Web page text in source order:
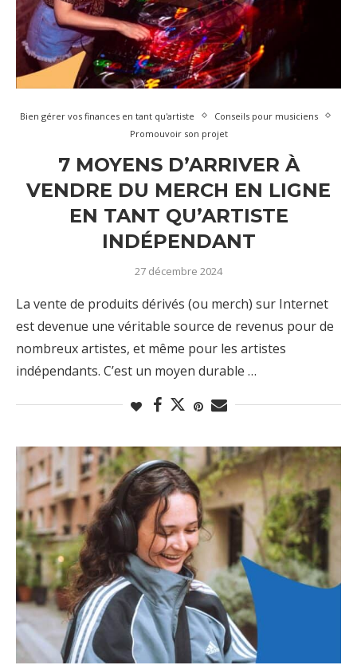
Bien gérer vos finances en tant qu'artiste
Conseils pour musiciens
Promouvoir son projet
7 MOYENS D’ARRIVER À
VENDRE DU MERCH EN LIGNE
EN TANT QU’ARTISTE
INDÉPENDANT
27 décembre 2024
La vente de produits dérivés (ou merch) sur Internet
est devenue une véritable source de revenus pour de
nombreux artistes, et même pour les artistes
indépendants. C’est un moyen durable …